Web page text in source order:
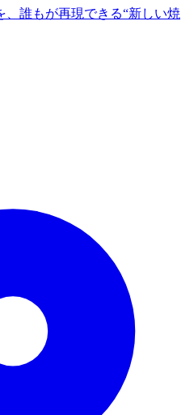
誰もが再現できる“新しい焼